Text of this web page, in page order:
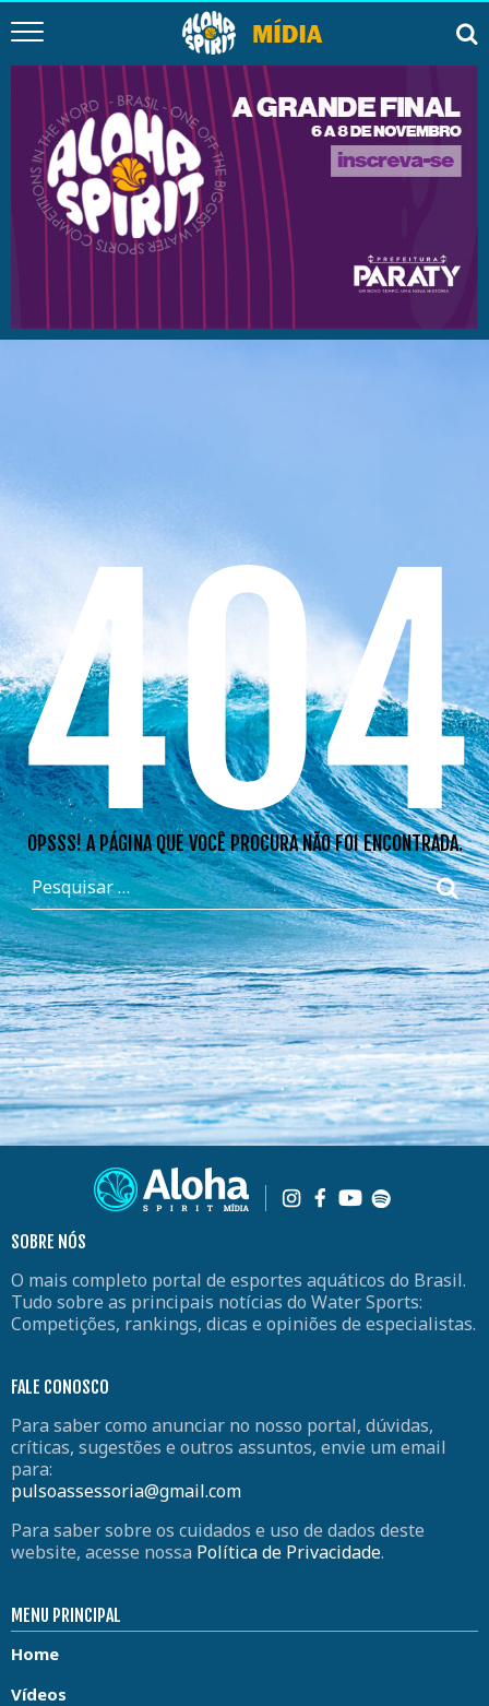
404
OPSSS! A PÁGINA QUE VOCÊ PROCURA NÃO FOI ENCONTRADA.
SOBRE NÓS
O mais completo portal de esportes aquáticos do Brasil.
Tudo sobre as principais notícias do Water Sports:
Competições, rankings, dicas e opiniões de especialistas.
FALE CONOSCO
Para saber como anunciar no nosso portal, dúvidas,
críticas, sugestões e outros assuntos, envie um email
para:
pulsoassessoria@gmail.com
Para saber sobre os cuidados e uso de dados deste
website, acesse nossa Política de Privacidade.
MENU PRINCIPAL
Home
Vídeos